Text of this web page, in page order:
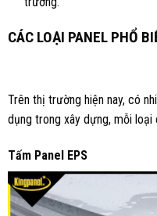
CÁC LOẠI PANEL PHỔ
Trên thị trường hiện nay, có
dụng trong xây dựng, mỗi
Tấm Panel EPS